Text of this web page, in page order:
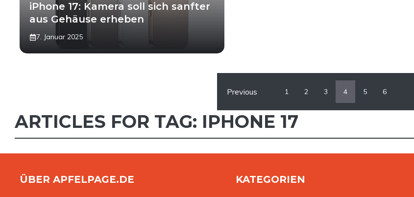
iPhone 17: Kamera soll sich sanfter
aus Gehäuse erheben
7. Januar 2025
Previous 1 2 3 4 5 6
ARTICLES FOR TAG: IPHONE 17
ÜBER APFELPAGE.DE KATEGORIEN